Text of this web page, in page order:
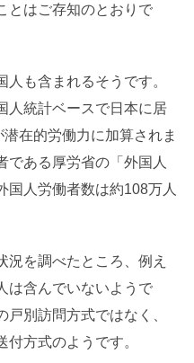
とはご存知のとおりで
も含まれるそうです。
人統計ベースで日本に居
在的労働力に加算されま
である厚労省の「外国人
国人労働者数は約108万人
況を調べたところ、例え
は含んでいないようで
別訪問方式ではなく、
方式のようです。